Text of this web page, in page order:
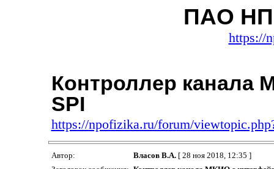
ПАО
https://
Контроллер канала
SPI
https://npofizika.ru/forum/
Автор: Власов В.А.[ 28 ноя 2018, 12:35 ]